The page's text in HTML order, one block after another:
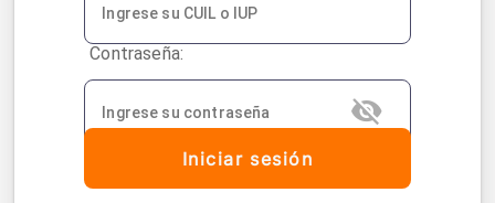
Contraseña:
Iniciar sesión